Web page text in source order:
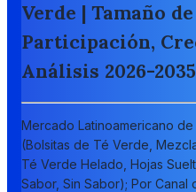
Verde | Tamaño
Participación,
Análisis 2026-2035
Mercado Latinoamericano
(Bolsitas de Té Verde,
Té Verde Helado, Hojas
Sabor, Sin Sabor); Por Canal